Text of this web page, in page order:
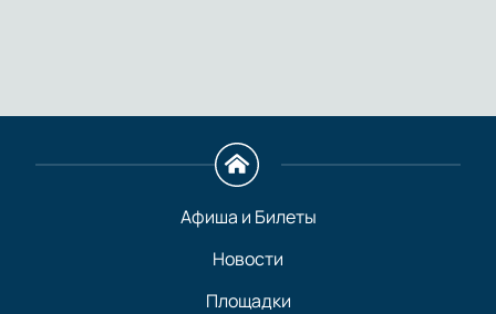
Афиша и Билеты
Новости
Площадки